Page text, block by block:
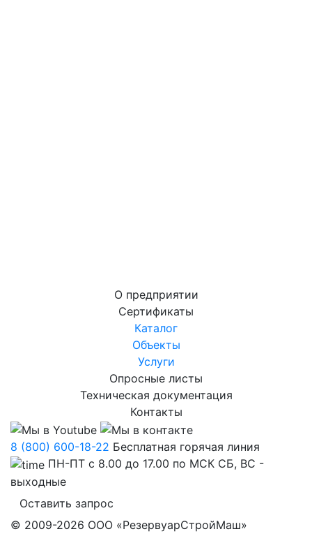
О предприятии
Сертификаты
Каталог
Объекты
Услуги
Опросные листы
Техническая документация
Контакты
8 (800) 600-18-22 Бесплатная горячая линия
ПН-ПТ с 8.00 до 17.00 по МСК СБ, ВС -
выходные
Оставить запрос
© 2009-2026 ООО «РезервуарСтройМаш»